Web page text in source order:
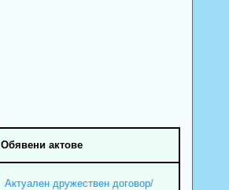
Обявени актове
Актуален дружествен договор/